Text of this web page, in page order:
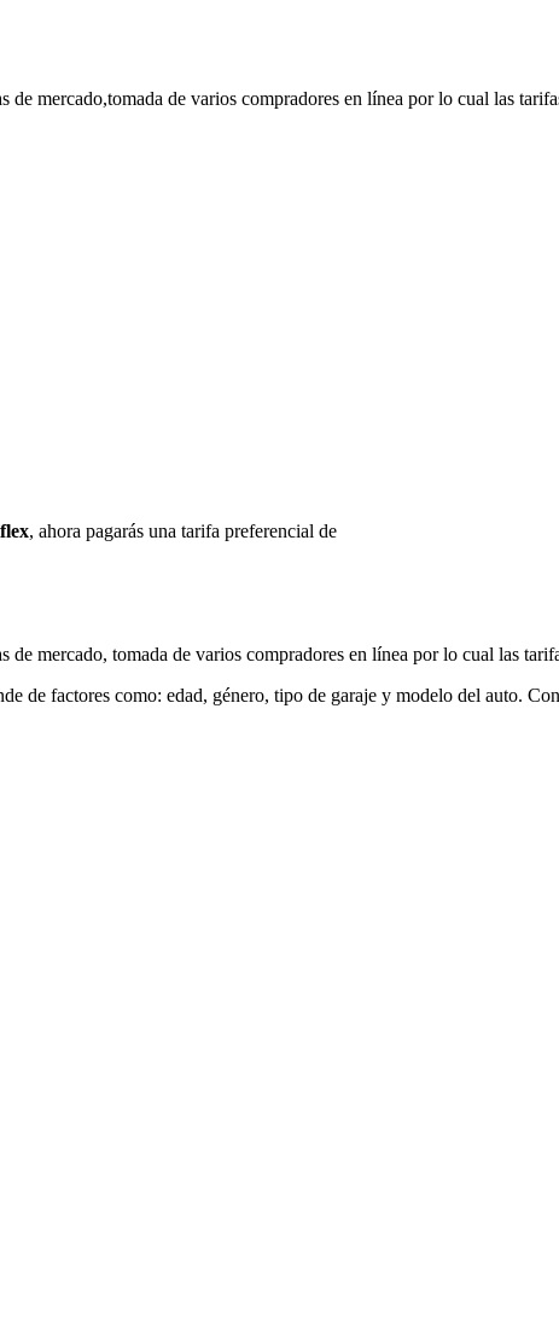
mercado,tomada de varios compradores en línea por lo cual las
, ahora pagarás una tarifa preferencial de
mercado, tomada de varios compradores en línea por lo cual las
de factores como: edad, género, tipo de garaje y modelo del auto.